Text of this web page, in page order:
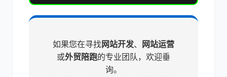
如果您在寻找网站开发、
网站运营
或外贸陪跑的专业团队，欢迎垂
询。